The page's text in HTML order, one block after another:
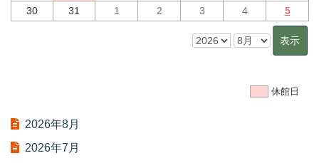
30
31 1 2 3 4 5
休館日
2026年8月
2026年7月